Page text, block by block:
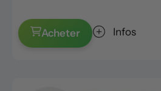
Acheter Infos